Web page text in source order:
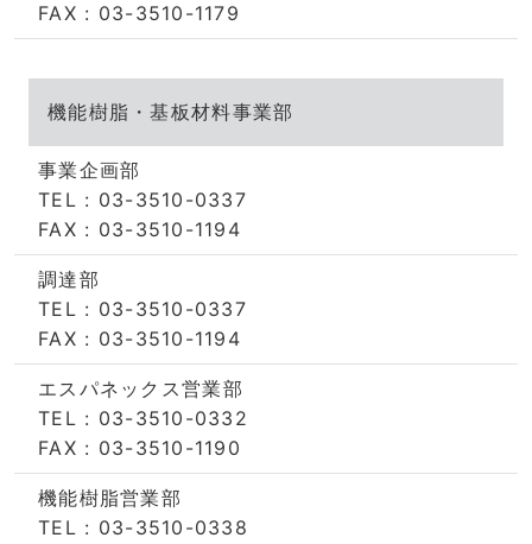
FAX : 03-3510-1179
機能樹脂・基板材料事業部
事業企画部
TEL : 03-3510-0337
FAX : 03-3510-1194
調達部
TEL : 03-3510-0337
FAX : 03-3510-1194
エスパネックス営業部
TEL : 03-3510-0332
FAX : 03-3510-1190
機能樹脂営業部
TEL : 03-3510-0338